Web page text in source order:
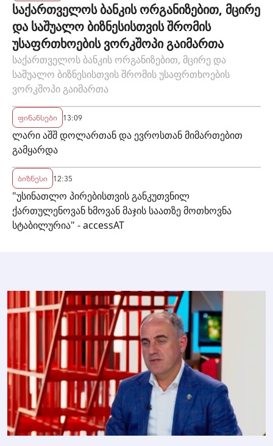
საქართველოს ბანკის ორგანიზებით, მცირე
და საშუალო ბიზნესისთვის შრომის
უსაფრთხოების ვორკშოპი გაიმართა
საქართველოს ბანკის ორგანიზებით, მცირე და
საშუალო ბიზნესისთვის შრომის უსაფრთხოების
ვორკშოპი გაიმართა
ფინანსები 13:09
ლარი აშშ დოლართან და ევროსთან მიმართებით
გამყარდა
ბიზნესი 12:35
"უსინათლო პირებისთვის განკუთვნილ
ქართულენოვან ხმოვან მაჯის საათზე მოთხოვნა
სტაბილურია" - accessAT